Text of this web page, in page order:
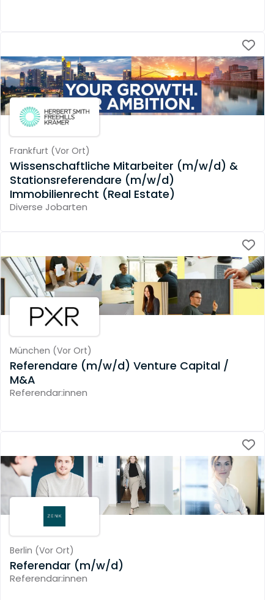
Frankfurt (Vor Ort)
Wissenschaftliche Mitarbeiter (m/w/d) &
Stationsreferendare (m/w/d)
Immobilienrecht (Real Estate)
Diverse Jobarten
München (Vor Ort)
Referendare (m/w/d) Venture Capital /
M&A
Referendar:innen
Berlin (Vor Ort)
Referendar (m/w/d)
Referendar:innen